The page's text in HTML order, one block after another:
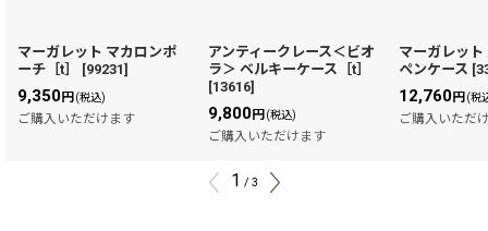
マーガレット マカロンポ
ーチ［t］
[99231]
9,350円 (税込)
ご購入いただけます
アンティークレース＜ビオ
ラ＞ ベルキーケース［t］
[13616]
9,800円 (税込)
ご購入いただけます
マーガレッ
ペンケース [
12,760円 (税
ご購入いただ
1 / 3